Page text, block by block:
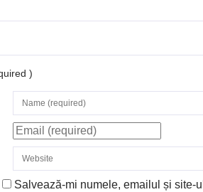
)
Salvează-mi numele, emailul și site-